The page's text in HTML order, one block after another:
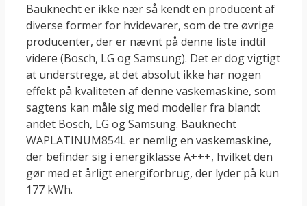
Bauknecht er ikke nær så kendt en producent af
diverse former for hvidevarer, som de tre øvrige
producenter, der er nævnt på denne liste indtil
videre (Bosch, LG og Samsung). Det er dog vigtigt
at understrege, at det absolut ikke har nogen
effekt på kvaliteten af denne vaskemaskine, som
sagtens kan måle sig med modeller fra blandt
andet Bosch, LG og Samsung. Bauknecht
WAPLATINUM854L er nemlig en vaskemaskine,
der befinder sig i energiklasse A+++, hvilket den
gør med et årligt energiforbrug, der lyder på kun
177 kWh.